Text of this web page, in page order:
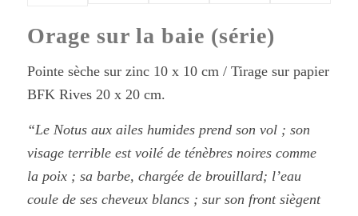
Orage sur la baie (série)
Pointe sèche sur zinc 10 x 10 cm / Tirage sur papier
BFK Rives 20 x 20 cm.
“Le Notus aux ailes humides prend son vol ; son
visage terrible est voilé de ténèbres noires comme
la poix ; sa barbe, chargée de brouillard; l’eau
coule de ses cheveux blancs ; sur son front siègent